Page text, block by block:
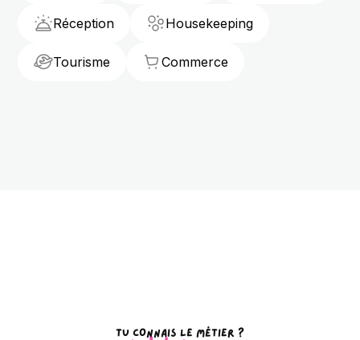
Réception Housekeeping
Tourisme Commerce
TU CONNAIS LE MÉTIER ?